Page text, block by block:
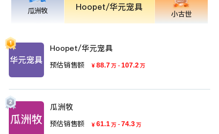
瓜洲牧 Hoopet/华元宠具
小古世
Hoopet/华元宠具
预估销售额 ￥ 88.7万 - 107.2万
瓜洲牧
预估销售额 ￥ 61.1万 - 74.3万